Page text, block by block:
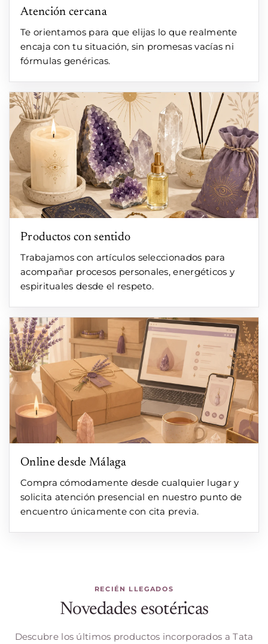
Atención cercana
Te orientamos para que elijas lo que realmente
encaja con tu situación, sin promesas vacías ni
fórmulas genéricas.
Productos con sentido
Trabajamos con artículos seleccionados para
acompañar procesos personales, energéticos y
espirituales desde el respeto.
Online desde Málaga
Compra cómodamente desde cualquier lugar y
solicita atención presencial en nuestro punto de
encuentro únicamente con cita previa.
RECIÉN LLEGADOS
Novedades esotéricas
Descubre los últimos productos incorporados a Tata